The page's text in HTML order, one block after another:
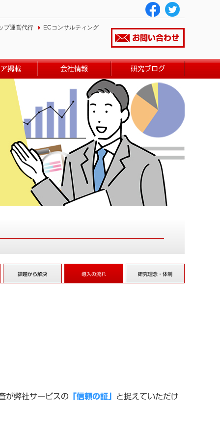
プ運営代行 ECコンサルティング
お問い合わせ
掲載 会社情報 研究ブログ
課題から解決 導入の流れ 研究理念・体制
が弊社サービスの 「信頼の証」 と捉えていただけ